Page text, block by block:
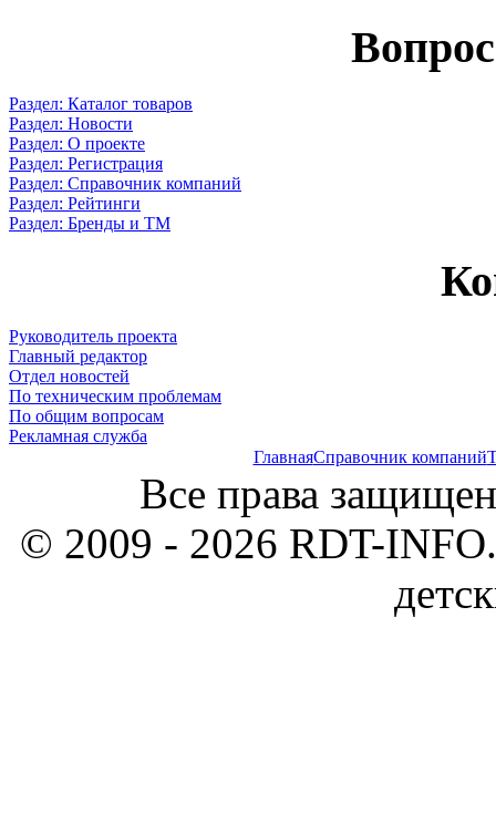
Раздел: Каталог товаров
Раздел: Новости
Раздел: О проекте
Раздел: Регистрация
Раздел: Справочник компаний
Раздел: Рейтинги
Раздел: Бренды и ТМ
Руководитель проекта
Главный редактор
Отдел новостей
По техническим проблемам
По общим вопросам
Рекламная служба
ГлавнаяСправочник компаний
Все права
© 2009 - 2026 RDT-